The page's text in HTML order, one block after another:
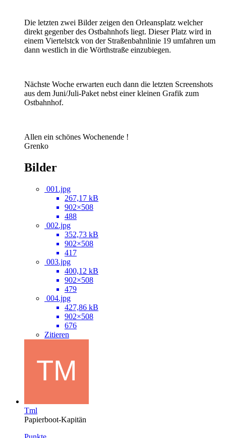
Die letzten zwei Bilder zeigen den Orleansplatz welcher
direkt gegenber des Ostbahnhofs liegt. Dieser Platz wird in
einem Viertelstck von der Straßenbahnlinie 19 umfahren um
dann westlich in die Wörthstraße einzubiegen.
Nächste Woche erwarten euch dann die letzten Screenshots
aus dem Juni/Juli-Paket nebst einer kleinen Grafik zum
Ostbahnhof.
Allen ein schönes Wochenende !
Grenko
Bilder
001.jpg
267,17 kB
902×508
488
002.jpg
352,73 kB
902×508
417
003.jpg
400,12 kB
902×508
479
004.jpg
427,86 kB
902×508
676
Zitieren
Tml
Papierboot-Kapitän